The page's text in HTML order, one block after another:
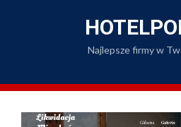
Najlepsze firmy w